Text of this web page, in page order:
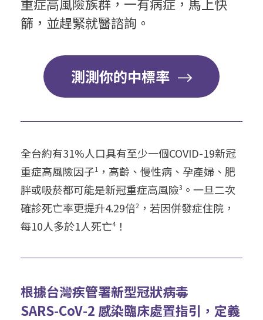
篩，並趕緊就醫諮詢。​
測測你的中標率
全台約有31%人口具有至少一個COVID-19新冠
重症高風險因子​1 ，高齡、慢性病、孕產婦、肥
胖或吸菸都可能是新冠重症高風險3 。一旦二次
確診死亡率更提升4.29倍2 ，若因併發症住院，
每10人多於1人死亡4 ！
根據台灣疾管署新型冠狀病毒
SARS‑CoV‑2 感染臨床處置指引，定義